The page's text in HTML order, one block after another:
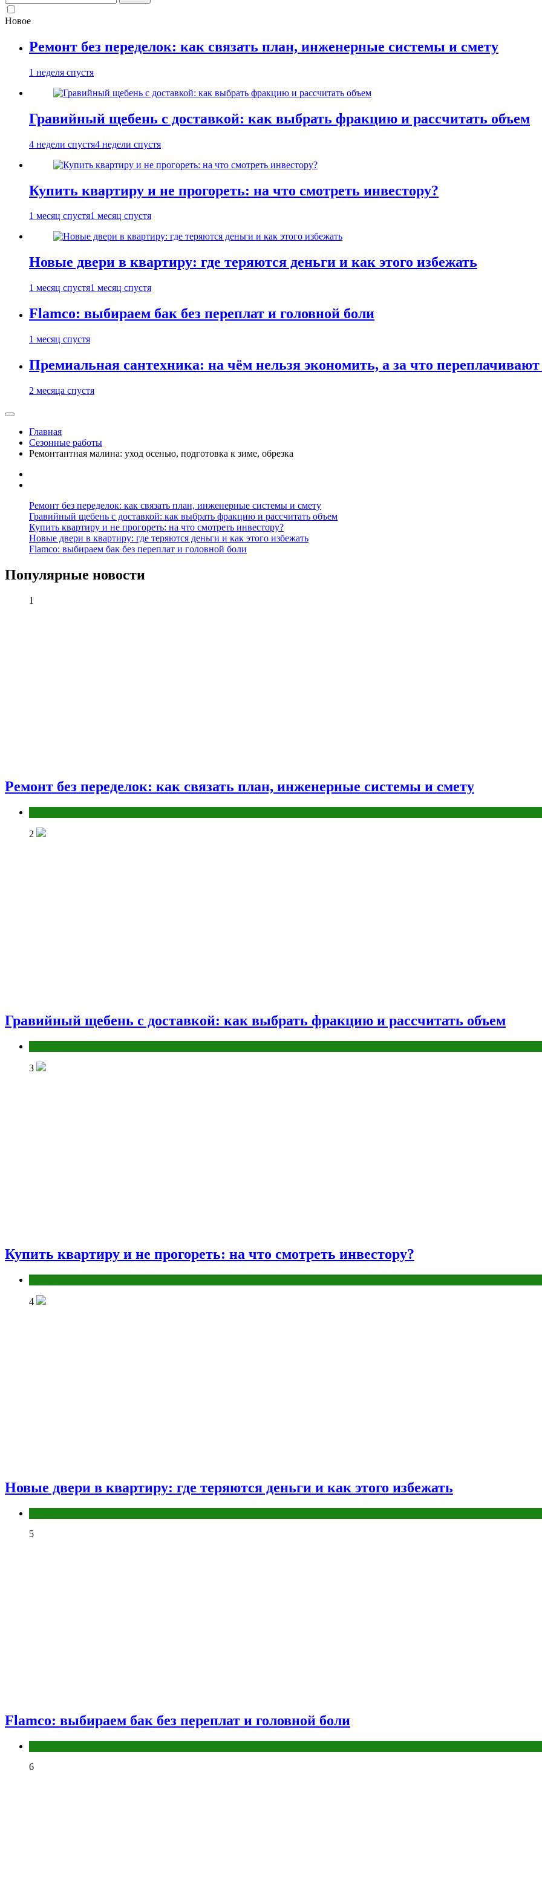
Новое
Ремонт без переделок: как связать план, инженерные системы и смету
1 неделя спустя
Гравийный щебень с доставкой: как выбрать фракцию и рассчитать объем
4 недели спустя4 недели спустя
Купить квартиру и не прогореть: на что смотреть инвестору?
1 месяц спустя1 месяц спустя
Новые двери в квартиру: где теряются деньги и как этого избежать
1 месяц спустя1 месяц спустя
Flamco: выбираем бак без переплат и головной боли
1 месяц спустя
Премиальная сантехника: на чём нельзя экономить, а за что переплачивают
2 месяца спустя
Главная
Сезонные работы
Ремонтантная малина: уход осенью, подготовка к зиме, обрезка
Ремонт без переделок: как связать план, инженерные системы и смету
Гравийный щебень с доставкой: как выбрать фракцию и рассчитать объем
Купить квартиру и не прогореть: на что смотреть инвестору?
Новые двери в квартиру: где теряются деньги и как этого избежать
Flamco: выбираем бак без переплат и головной боли
Популярные новости
1
Ремонт без переделок: как связать план, инженерные системы и смету
2
Гравийный щебень с доставкой: как выбрать фракцию и рассчитать объем
3
Купить квартиру и не прогореть: на что смотреть инвестору?
4
Новые двери в квартиру: где теряются деньги и как этого избежать
5
Flamco: выбираем бак без переплат и головной боли
6